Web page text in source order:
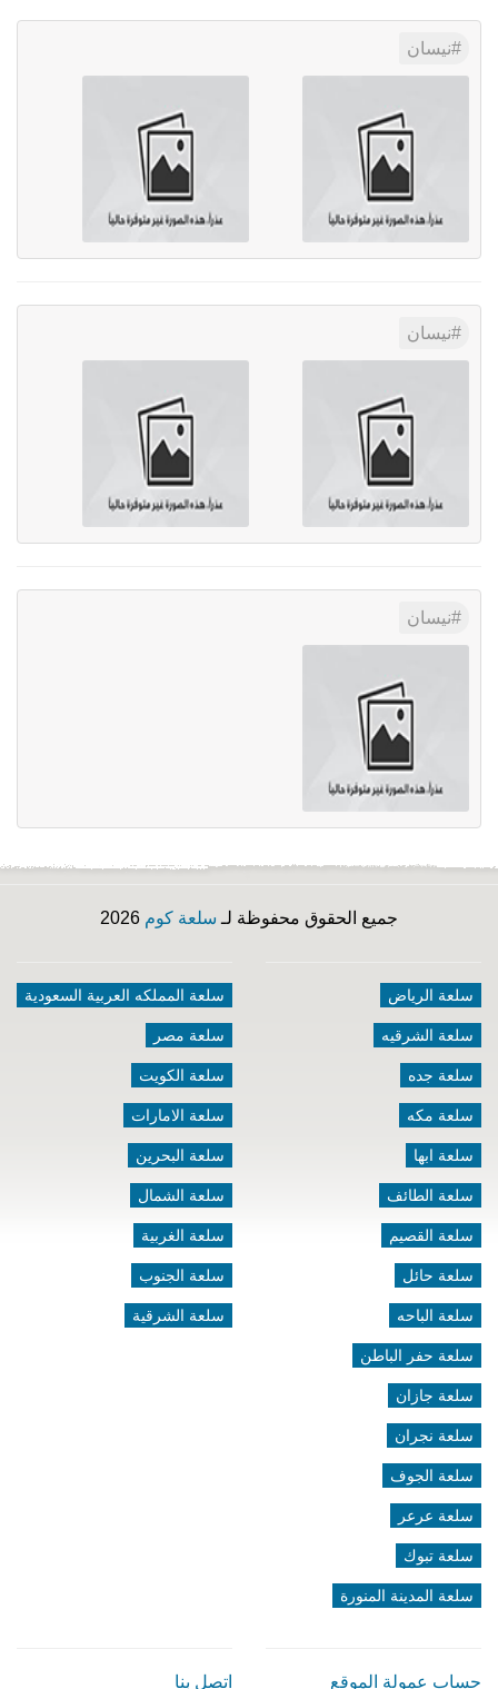
نيسان
نيسان
نيسان
جميع الحقوق محفوظة لـ سلعة كوم
سلعة الرياض
سلعة الشرقيه
سلعة جده
سلعة مكه
سلعة ابها
سلعة الطائف
سلعة القصيم
سلعة حائل
سلعة الباحه
سلعة حفر الباطن
سلعة جازان
سلعة نجران
سلعة الجوف
سلعة عرعر
سلعة تبوك
سلعة المدينة المنورة
سلعة المملكه العربية السعودية
سلعة مصر
سلعة الكويت
سلعة الامارات
سلعة البحرين
سلعة الشمال
سلعة الغربية
سلعة الجنوب
سلعة الشرقية
حساب عمولة الموقع اتصل بنا